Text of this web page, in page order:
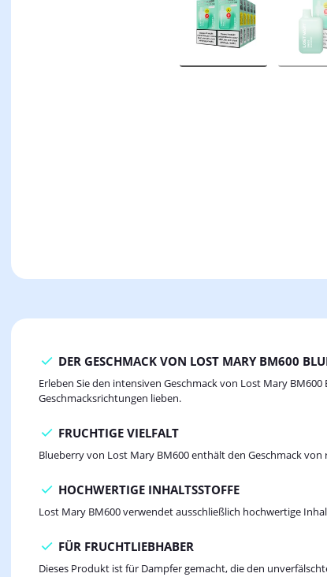
DER GESCHMACK VON LOST MARY BM600
Erleben Sie den intensiven Geschmack von Lost Mary
Geschmacksrichtungen lieben.
FRUCHTIGE VIELFALT
Blueberry von Lost Mary BM600 enthält den Geschmack
HOCHWERTIGE INHALTSSTOFFE
Lost Mary BM600 verwendet ausschließlich hochwertige
FÜR FRUCHTLIEBHABER
Dieses Produkt ist für Dampfer gemacht, die den